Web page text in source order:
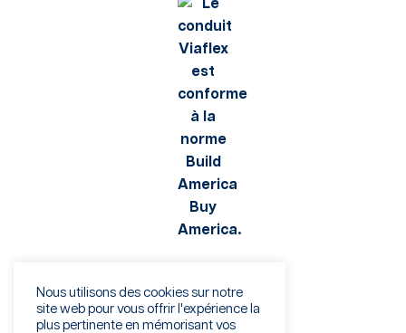
Nous utilisons des cookies sur notre
site web pour vous offrir l'expérience la
plus pertinente en mémorisant vos